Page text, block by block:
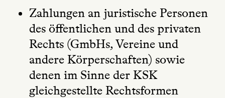
Zahlungen an juristische Personen
des öffentlichen und des privaten
Rechts (GmbHs, Vereine und
andere Körperschaften) sowie
denen im Sinne der KSK
gleichgestellte Rechtsformen